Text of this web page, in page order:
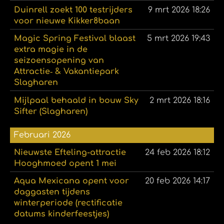
Duinrell zoekt 100 testrijders
voor nieuwe Kikker8baan
9 mrt 2026 18:26
Magic Spring Festival blaast
extra magie in de
seizoensopening van
Attractie‑ & Vakantiepark
Slagharen
5 mrt 2026 19:43
Mijlpaal behaald in bouw Sky
Sifter (Slagharen)
2 mrt 2026 18:16
Februari 2026
Nieuwste Efteling-attractie
Hooghmoed opent 1 mei
24 feb 2026 18:12
Aqua Mexicana opent voor
daggasten tijdens
winterperiode (rectificatie
datums kinderfeestjes)
20 feb 2026 14:17